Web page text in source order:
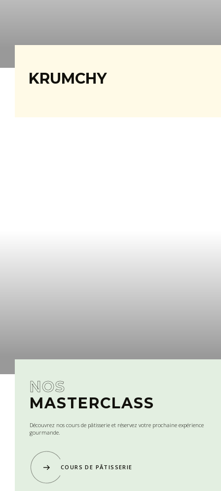
KRUMCHY
NOS
MASTERCLASS
Découvrez nos cours de pâtisserie et réservez votre prochaine expérience
gourmande.
COURS DE PÂTISSERIE